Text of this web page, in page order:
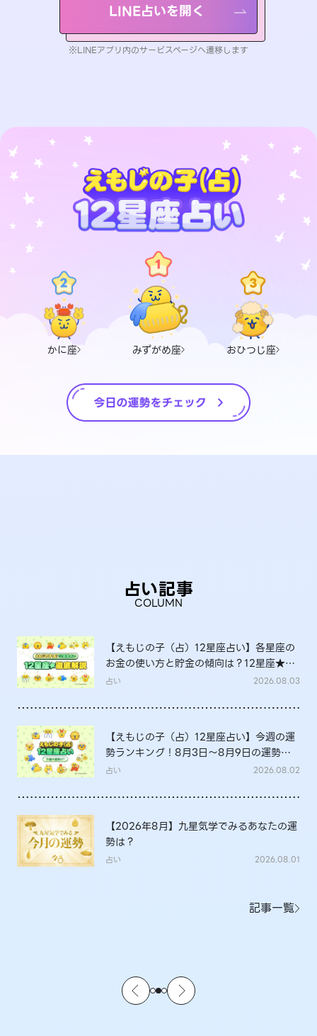
LINE占いを開く
※LINEアプリ内のサービスページへ遷移します
かに座 みずがめ座 おひつじ座
占い記事
COLUMN
【えもじの子（占）12星座占い】各星座の
お金の使い方と貯金の傾向は？12星座★徹
底解説
占い 2026.08.03
【えもじの子（占）12星座占い】今週の運
勢ランキング！8月3日～8月9日の運勢
は？
占い 2026.08.02
【2026年8月】九星気学でみるあなたの運
勢は？
占い 2026.08.01
記事一覧